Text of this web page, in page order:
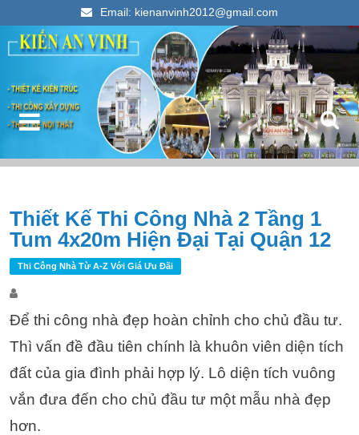
Email: kienanvinh2012@gmail.com
Kiến An Vinh
Thiết kế xây dựng nhà ống đẹp 2023
Thiết Kế Thi Công Nhà 2 Tầng 1
Tum 4x20m Hiện Đại Tại Quận 12
Thi Công Nhà Từ A-Z Với Giá Ưu Đãi
Để thi công nhà đẹp hoàn chỉnh cho chủ đầu tư.
Thì vấn đề đầu tiên chính là khuôn viên diện tích
đất của gia đình phải hợp lý. Lô diện tích vuông
vắn đưa đến cho chủ đầu tư một mẫu nhà đẹp
hơn.
Điều hướng bài viết